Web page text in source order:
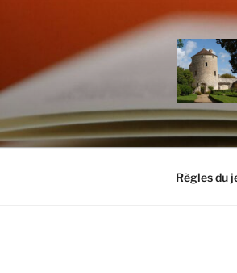
principal
Règles du